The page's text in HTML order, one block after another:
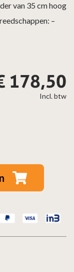
Incl. btw
178,50
van 35 cm hoog
–